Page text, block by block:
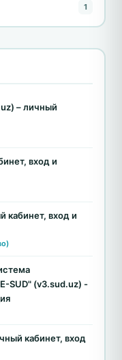
1
– личный
вход и
кабинет, вход и
SUD" (v3.sud.uz) -
кабинет, вход